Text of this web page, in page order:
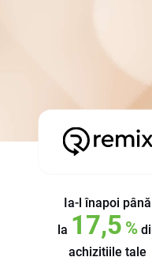
Ia-l înapoi până
la 17,5 %
achizițiile tale